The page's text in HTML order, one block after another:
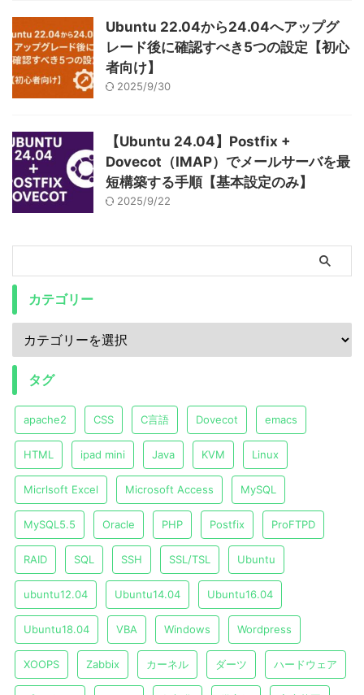
Ubuntu 22.04から24.04へアップグ
レード後に確認すべき5つの設定【初心
者向け】
2025/9/30
【Ubuntu 24.04】Postfix +
Dovecot（IMAP）でメールサーバを最
短構築する手順【基本設定のみ】
2025/9/22
カテゴリー
タグ
apache2 CSS C言語 Dovecot emacs
HTML ipad mini Java KVM Linux
Micrlsoft Excel Microsoft Access MySQL
MySQL5.5 Oracle PHP Postfix ProFTPD
RAID SQL SSH SSL/TSL Ubuntu
ubuntu12.04 Ubuntu14.04 Ubuntu16.04
Ubuntu18.04 VBA Windows Wordpress
XOOPS Zabbix カーネル ダーツ ハードウェア